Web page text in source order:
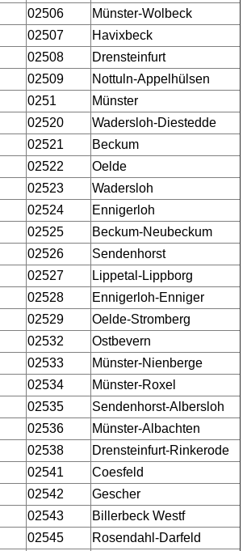
02506
Münster-Wolbeck
02507
Havixbeck
02508
Drensteinfurt
02509
Nottuln-Appelhülsen
0251
Münster
02520
Wadersloh-Diestedde
02521
Beckum
02522
Oelde
02523
Wadersloh
02524
Ennigerloh
02525
Beckum-Neubeckum
02526
Sendenhorst
02527
Lippetal-Lippborg
02528
Ennigerloh-Enniger
02529
Oelde-Stromberg
02532
Ostbevern
02533
Münster-Nienberge
02534
Münster-Roxel
02535
Sendenhorst-Albersloh
02536
Münster-Albachten
02538
Drensteinfurt-Rinkerode
02541
Coesfeld
02542
Gescher
02543
Billerbeck Westf
02545
Rosendahl-Darfeld